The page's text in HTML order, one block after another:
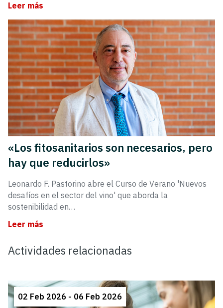
Leer más
«Los fitosanitarios son necesarios, pero
hay que reducirlos»
Leonardo F. Pastorino abre el Curso de Verano 'Nuevos
desafíos en el sector del vino' que aborda la
sostenibilidad en…
Leer más
Actividades relacionadas
02 Feb 2026 - 06 Feb 2026